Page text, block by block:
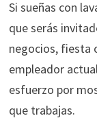
Si sueñas con
que serás
negocios, fiesta
empleador
esfuerzo por
que trabajas.